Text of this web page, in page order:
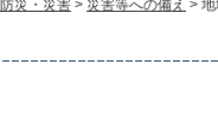
防災・災害 > 災害等への備え >